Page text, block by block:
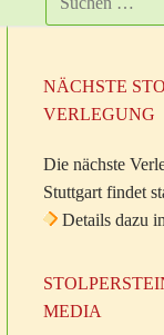
NÄCHSTE
VERLEGUNG
Die nächste
Stuttgart findet
Details dazu
MEDIA